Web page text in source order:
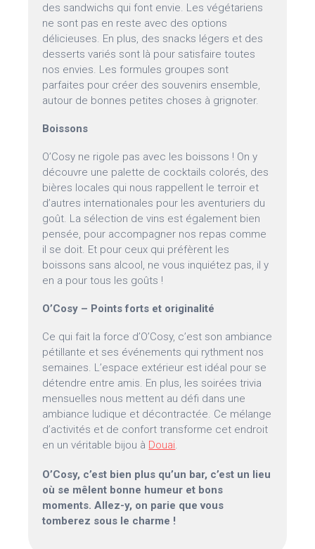
des sandwichs qui font envie. Les végétariens
ne sont pas en reste avec des options
délicieuses. En plus, des snacks légers et des
desserts variés sont là pour satisfaire toutes
nos envies. Les formules groupes sont
parfaites pour créer des souvenirs ensemble,
autour de bonnes petites choses à grignoter.
Boissons
O’Cosy ne rigole pas avec les boissons ! On y
découvre une palette de cocktails colorés, des
bières locales qui nous rappellent le terroir et
d’autres internationales pour les aventuriers du
goût. La sélection de vins est également bien
pensée, pour accompagner nos repas comme
il se doit. Et pour ceux qui préfèrent les
boissons sans alcool, ne vous inquiétez pas, il y
en a pour tous les goûts !
O’Cosy – Points forts et originalité
Ce qui fait la force d’O’Cosy, c’est son ambiance
pétillante et ses événements qui rythment nos
semaines. L’espace extérieur est idéal pour se
détendre entre amis. En plus, les soirées trivia
mensuelles nous mettent au défi dans une
ambiance ludique et décontractée. Ce mélange
d’activités et de confort transforme cet endroit
en un véritable bijou à Douai.
O’Cosy, c’est bien plus qu’un bar, c’est un lieu
où se mêlent bonne humeur et bons
moments. Allez-y, on parie que vous
tomberez sous le charme !